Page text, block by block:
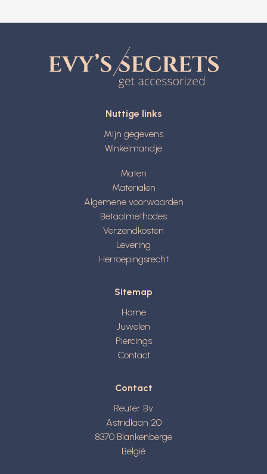
Nuttige links
Mijn gegevens
Winkelmandje
Maten
Materialen
Algemene voorwaarden
Betaalmethodes
Verzendkosten
Levering
Herroepingsrecht
Sitemap
Home
Juwelen
Piercings
Contact
Contact
Reuter Bv
Astridlaan 20
8370 Blankenberge
België